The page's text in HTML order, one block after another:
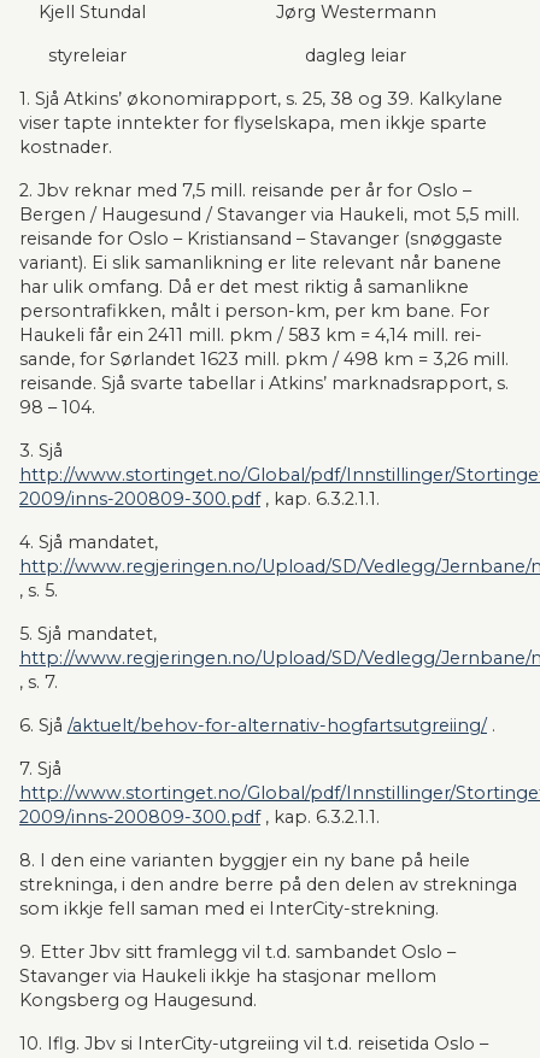
Kjell Stundal                           Jørg Westermann
styreleiar                                     dagleg leiar
1. Sjå Atkins’ økonomirapport, s. 25, 38 og 39. Kalkylane
viser tapte inntekter for flyselskapa, men ikkje sparte
kostnader.
2. Jbv reknar med 7,5 mill. reisande per år for Oslo –
Bergen / Haugesund / Stavanger via Haukeli, mot 5,5 mill.
rei­sande for Oslo – Kristiansand – Stavanger (snøggaste
variant). Ei slik samanlikning er lite relevant når banene
har ulik omfang. Då er det mest riktig å samanlikne
persontrafikken, målt i person-km, per km bane. For
Hau­keli får ein 2411 mill. pkm / 583 km = 4,14 mill. rei­
sande, for Sørlandet 1623 mill. pkm / 498 km = 3,26 mill.
reisande. Sjå svarte tabellar i Atkins’ marknadsrapport, s.
98 – 104.
http://www.stortinget.no/Global/pdf/Innstillinger/
2009/inns-200809-300.pdf , kap. 6.3.2.1.1.
http://www.regjeringen.no/Upload/SD/Vedlegg/
, s. 5.
http://www.regjeringen.no/Upload/SD/Vedlegg/
, s. 7.
6. Sjå /aktuelt/behov-for-alternativ-hogfartsutgreiing/ .
http://www.stortinget.no/Global/pdf/Innstillinger/
2009/inns-200809-300.pdf , kap. 6.3.2.1.1.
8. I den eine varianten byggjer ein ny bane på heile
strekninga, i den andre berre på den delen av strekninga
som ikkje fell saman med ei InterCity-strekning.
9. Etter Jbv sitt framlegg vil t.d. sambandet Oslo –
Stavanger via Haukeli ikkje ha stasjonar mellom
Kongsberg og Hauge­sund.
10. Iflg. Jbv si InterCity-utgreiing vil t.d. reisetida Oslo –